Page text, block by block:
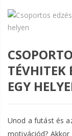
TÉVHITEK
EGY
Unod a futást és
motivációd?